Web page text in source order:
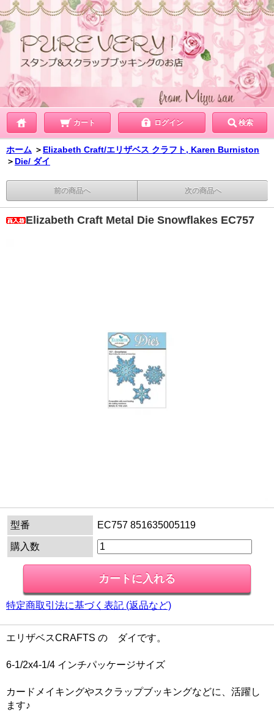
カート ログイン 検索
ホーム ＞ Elizabeth Craft/エリザベス クラフト, Karen Burniston
＞ Die/ ダイ
前の商品へ 次の商品へ
Elizabeth Craft Metal Die Snowflakes EC757
型番 EC757 851635005119
購入数
特定商取引法に基づく表記 (返品など)
エリザベスCRAFTS の ダイです。
6-1/2x4-1/4 インチパッケージサイズ
カードメイキングやスクラップブッキングなどに、活躍し
ます♪